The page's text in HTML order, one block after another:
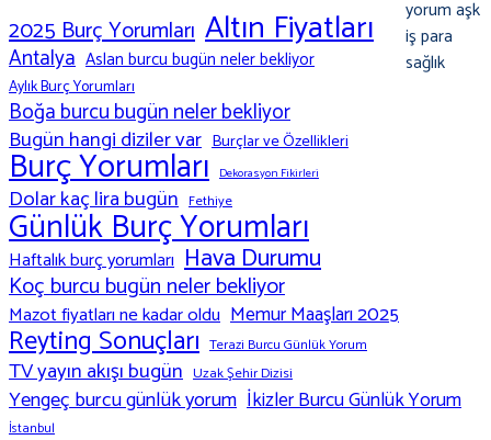
2025 Burç Yorumları Altın Fiyatları
Antalya Aslan burcu bugün neler bekliyor
Aylık Burç Yorumları
Boğa burcu bugün neler bekliyor
Bugün hangi diziler var Burçlar ve Özellikleri
Burç Yorumları Dekorasyon Fikirleri
Dolar kaç lira bugün Fethiye
Günlük Burç Yorumları
Haftalık burç yorumları Hava Durumu
Koç burcu bugün neler bekliyor
Mazot fiyatları ne kadar oldu Memur Maaşları 2025
Reyting Sonuçları Terazi Burcu Günlük Yorum
TV yayın akışı bugün Uzak Şehir Dizisi
Yengeç burcu günlük yorum İkizler Burcu Günlük Yorum
İstanbul